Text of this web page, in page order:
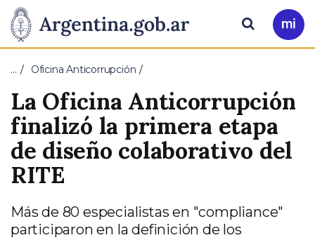
Presidencia
de
la
Nación
Pasar al contenido principal
Ir
a
Buscar
… Oficina Anticorrupción
La Oficina Anticorrupción
finalizó la primera etapa
de diseño colaborativo del
RITE
Más de 80 especialistas en "compliance"
participaron en la definición de los